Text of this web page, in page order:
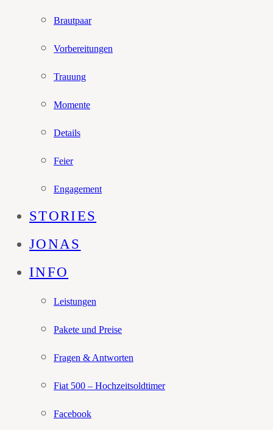
Brautpaar
Vorbereitungen
Trauung
Momente
Details
Feier
Engagement
STORIES
JONAS
INFO
Leistungen
Pakete und Preise
Fragen & Antworten
Fiat 500 – Hochzeitsoldtimer
Facebook